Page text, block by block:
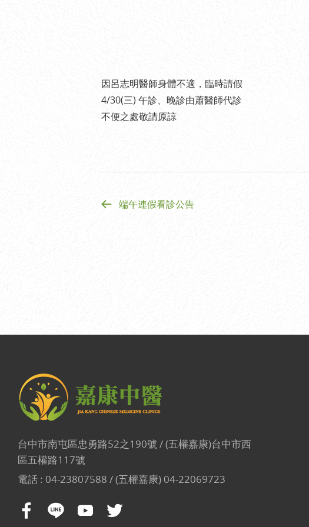
因呂志明醫師身體不適，臨時請假
4/30(三) 午診、晚診由蕭醫師代診
不便之處敬請原諒
端午連假看診公告
台中市南屯區忠勇路52之190號 / (五權嘉康)台中市西
區五權路117號
電話 : 04-23807588 / (五權嘉康) 04-22069723